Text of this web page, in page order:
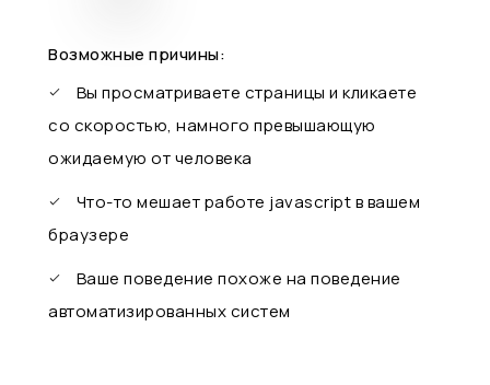
Возможные причины:
Вы просматриваете страницы и кликаете
со скоростью, намного превышающую
ожидаемую от человека
Что-то мешает работе javascript в вашем
браузере
Ваше поведение похоже на поведение
автоматизированных систем